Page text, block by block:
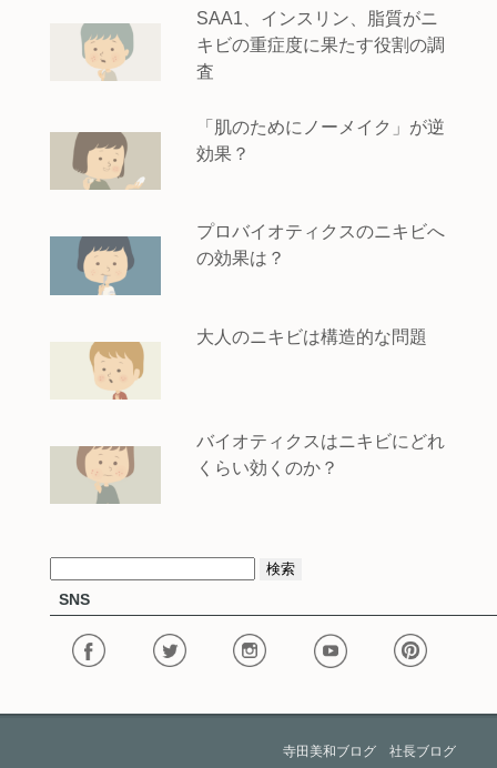
SAA1、インスリン、脂質がニ
キビの重症度に果たす役割の調
査
「肌のためにノーメイク」が逆
効果？
プロバイオティクスのニキビへ
の効果は？
大人のニキビは構造的な問題
バイオティクスはニキビにどれ
くらい効くのか？
索:SNS
寺田美和ブログ 社長ブログ